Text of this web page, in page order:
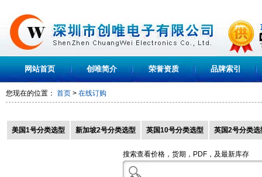
网站首页 创唯简介 荣誉资质 品牌索引
您现在的位置： 首页 > 在线订购
美国1号分类选型 新加坡2号分类选型 英国10号分类选型 英国2号分类选
搜索查看价格，货期，PDF，及最新库存